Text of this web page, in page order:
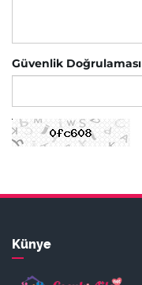
Güvenlik Doğrulaması
Künye